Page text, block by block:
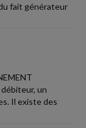
fait générateur
un
Il existe des